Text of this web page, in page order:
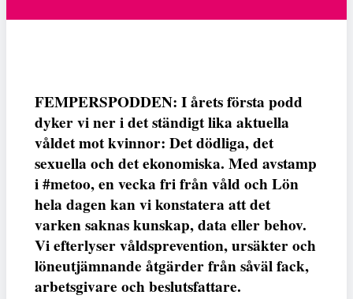
FEMPERSPODDEN: I årets första podd
dyker vi ner i det ständigt lika aktuella
våldet mot kvinnor: Det dödliga, det
sexuella och det ekonomiska. Med avstamp
i #metoo, en vecka fri från våld och Lön
hela dagen kan vi konstatera att det
varken saknas kunskap, data eller behov.
Vi efterlyser våldsprevention, ursäkter och
löneutjämnande åtgärder från såväl fack,
arbetsgivare och beslutsfattare.